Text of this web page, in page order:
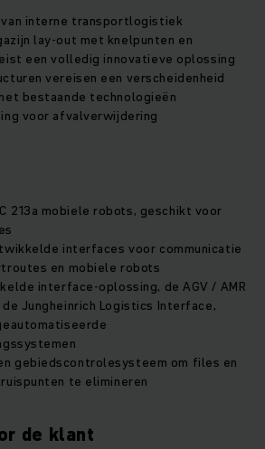
interne transportlogistiek
lay-out met knelpunten en
een volledig innovatieve oplossing
vereisen een verscheidenheid
bestaande technologieën
voor afvalverwijdering
213a mobiele robots, geschikt voor
interfaces voor communicatie
en mobiele robots
interface-oplossing, de AGV / AMR
Jungheinrich Logistics Interface,
gebiedscontrolesysteem om files en
te elimineren
de klant